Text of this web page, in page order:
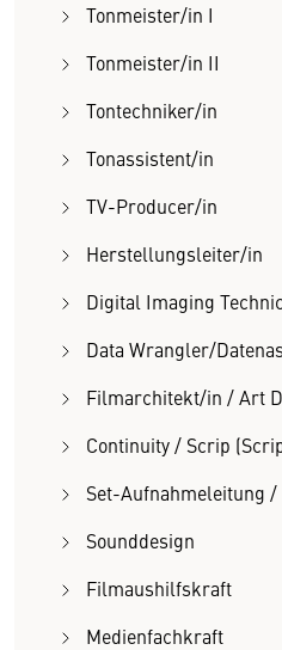
Tonmeister/in I
Tonmeister/in II
Tontechniker/in
Tonassistent/in
TV-Producer/in
Herstellungsleiter/in
Digital Imaging
Data Wrangler/
Filmarchitekt/in / Art
Continuity / Scrip
Set-Aufnahmeleitung
Sounddesign
Filmaushilfskraft
Medienfachkraft